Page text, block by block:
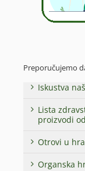
Preporučujemo
Iskustva
Lista
proizvodi
Otrovi u
Organska